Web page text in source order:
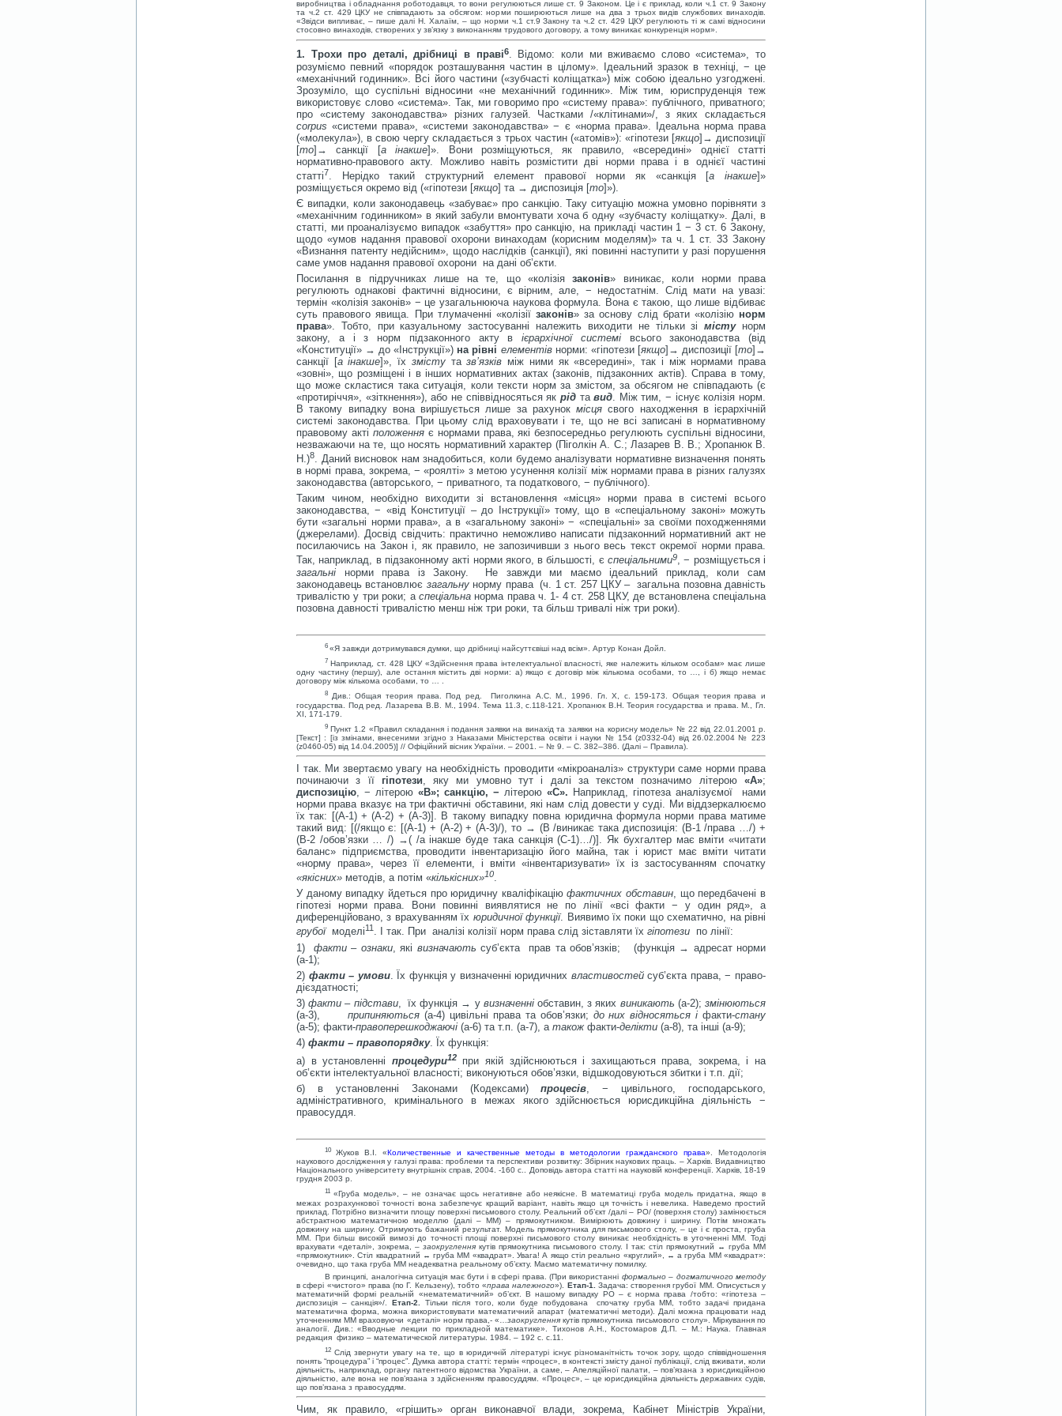
виробництва і обладнання роботодавця, то вони регулюються лише ст. 9 Законом. Це і є приклад, коли ч.1 ст. 9 Закону
та ч.2 ст. 429 ЦКУ не співпадають за обсягом: норми поширюються лише на два з трьох видів службових винаходів.
«Звідси випливає, – пише далі Н. Халаїм, – що норми ч.1 ст.9 Закону та ч.2 ст. 429 ЦКУ регулюють ті ж самі відносини
стосовно винаходів, створених у зв’язку з виконанням трудового договору, а тому виникає конкуренція норм».
1. Трохи про деталі, дрібниці в праві6. Відомо: коли ми вживаємо слово «система», то
розуміємо певний «порядок розташування частин в цілому». Ідеальний зразок в техніці, − це
«механічний годинник». Всі його частини («зубчасті коліщатка») між собою ідеально узгоджені.
Зрозуміло, що суспільні відносини «не механічний годинник». Між тим, юриспруденція теж
використовує слово «система». Так, ми говоримо про «систему права»: публічного, приватного;
про «систему законодавства» різних галузей. Частками /«клітинами»/, з яких складається
corpus «системи права», «системи законодавства» − є «норма права». Ідеальна норма права
(«молекула»), в свою чергу складається з трьох частин («атомів»): «гіпотези [якщо]→ диспозиції
[то]→ санкції [а інакше]». Вони розміщуються, як правило, «всередині» однієї статті
нормативно-правового акту. Можливо навіть розмістити дві норми права і в однієї частині
статті7 . Нерідко такий структурний елемент правової норми як «санкція [а інакше]»
розміщується окремо від («гіпотези [якщо] та → диспозиція [то]»).
Є випадки, коли законодавець «забуває» про санкцію. Таку ситуацію можна умовно порівняти з
«механічним годинником» в який забули вмонтувати хоча б одну «зубчасту коліщатку». Далі, в
статті, ми проаналізуємо випадок «забуття» про санкцію, на прикладі частин 1 − 3 ст. 6 Закону,
щодо «умов надання правової охорони винаходам (корисним моделям)» та ч. 1 ст. 33 Закону
«Визнання патенту недійсним», щодо наслідків (санкції), які повинні наступити у разі порушення
саме умов надання правової охорони на дані об’єкти.
Посилання в підручниках лише на те, що «колізіязаконів» виникає, коли норми права
регулюють однакові фактичні відносини, є вірним, але, − недостатнім. Слід мати на увазі:
термін «колізія законів» − це узагальнююча наукова формула. Вона є такою, що лише відбиває
суть правового явища. При тлумаченні «колізії законів» за основу слід брати «колізію норм
права». Тобто, при казуальному застосуванні належить виходити не тільки зімістунорм
закону, а і з норм підзаконного акту в ієрархічної системівсього законодавства (від
«Конституції» → до «Інструкції») на рівні елементів норми: «гіпотези [якщо]→ диспозиції [то]→
санкції [а інакше]», їх змістутазв’язків між ними як «всередині», так і між нормами права
«зовні», що розміщені і в інших нормативних актах (законів, підзаконних актів). Справа в тому,
що може скластися така ситуація, коли тексти норм за змістом, за обсягом не співпадають (є
«протиріччя», «зіткнення»), або не співвідносяться як рід тавид . Між тим, − існує колізія норм.
В такому випадку вона вирішується лише за рахунок місця свого находження в ієрархічній
системі законодавства. При цьому слід враховувати і те, що не всі записані в нормативному
правовому акті положенняє нормами права, які безпосередньо регулюють суспільні відносини,
незважаючи на те, що носять нормативний характер (Піголкін А. С.; Лазарев В. В.; Хропанюк В.
Н.)8. Даний висновок нам знадобиться, коли будемо аналізувати нормативне визначення понять
в нормі права, зокрема, − «роялті» з метою усунення колізії між нормами права в різних галузях
законодавства (авторського, − приватного, та податкового, − публічного).
Таким чином, необхідно виходити зі встановлення «місця» норми права в системі всього
законодавства, − «від Конституції – до Інструкції» тому, що в «спеціальному законі» можуть
бути «загальні норми права», а в «загальному законі» − «спеціальні» за своїми походженнями
(джерелами). Досвід свідчить: практично неможливо написати підзаконний нормативний акт не
посилаючись на Закон і, як правило, не запозичивши з нього весь текст окремої норми права.
Так, наприклад, в підзаконному акті норми якого, в більшості, єспеціальними9, − розміщується і
загальні норми права із Закону. Не завжди ми маємо ідеальний приклад, коли сам
законодавець встановлює загальну норму права (ч. 1 ст. 257 ЦКУ – загальна позовна давність
тривалістю у три роки; а спеціальна норма права ч. 1- 4 ст. 258 ЦКУ, де встановлена спеціальна
позовна давності тривалістю менш ніж три роки, та більш тривалі ніж три роки).
6 «Я завжди дотримувався думки, що дрібниці найсуттєвіші над всім». Артур Конан Дойл.
7 Наприклад, ст. 428 ЦКУ «Здійснення права інтелектуальної власності, яке належить кільком особам» має лише
одну частину (першу), але остання містить дві норми: а) якщо є договір між кількома особами, то …, і б) якщо немає
договору між кількома особами, то … .
8 Див.: Общая теория права. Под ред. Пиголкина А.С. М., 1996. Гл. X, c. 159-173. Общая теория права и
государства. Под ред. Лазарева В.В. М., 1994. Тема 11.3, с.118-121. Хропанюк В.Н. Теория государства и права. М., Гл.
XI, 171-179.
9 Пункт 1.2 «Правил складання і подання заявки на винахід та заявки на корисну модель» № 22 від 22.01.2001 р.
[Текст] : [із змінами, внесеними згідно з Наказами Міністерства освіти і науки № 154 (z0332-04) від 26.02.2004 № 223
(z0460-05) від 14.04.2005)] // Офіційний вісник України. – 2001. – № 9. – С. 382–386. (Далі – Правила).
І так. Ми звертаємо увагу на необхідність проводити «мікроаналіз» структури саме норми права
починаючи з її гіпотези , яку ми умовно тут і далі за текстом позначимо літерою«А»;
диспозицію , − літерою «В»; санкцію, − літерою «С». Наприклад, гіпотеза аналізуємої нами
норми права вказує на три фактичні обставини, які нам слід довести у суді. Ми віддзеркалюємо
їх так: [(А-1) + (А-2) + (А-3)]. В такому випадку повна юридична формула норми права матиме
такий вид: [(/якщо є: [(А-1) + (А-2) + (А-3)/), то → (В /виникає така диспозиція: (В-1 /права …/) +
(В-2 /обов’язки … /) →( /а інакше буде така санкція (С-1)…/)]. Як бухгалтер має вміти «читати
баланс» підприємства, проводити інвентаризацію його майна, так і юрист має вміти читати
«норму права», через її елементи, і вміти «інвентаризувати» їх із застосуванням спочатку
«якісних» методів, а потім «кількісних»10.
У даному випадку йдеться про юридичну кваліфікаціюфактичних обставин, що передбачені в
гіпотезі норми права. Вони повинні виявлятися не по лінії «всі факти − у один ряд», а
диференційовано, з врахуванням їх юридичної функції. Виявимо їх поки що схематично, на рівні
грубоїмоделі11 . І так. При аналізі колізії норм права слід зіставляти їх гіпотези по лінії:
1)
факти– ознаки, які визначаютьсуб’єкта прав та обов’язків; (функція → адресат норми
(а-1);
2) факти – умови. Їх функція у визначенні юридичних властивостейсуб’єкта права, − право-
дієздатності;
3)факти – підстави, їх функція → у визначенніобставин, з яких виникають (а-2);змінюються
(а-3),
припиняються(а-4) цивільні права та обов’язки; до них відносяться і факти-стану
(а-5); факти-правоперешкоджаючі (а-6) та т.п. (а-7), а також факти-делікти (а-8), та інші (а-9);
4) факти – правопорядку. Їх функція:
а) в установленні процедури12при якій здійснюються і захищаються права, зокрема, і на
об’єкти інтелектуальної власності; виконуються обов’язки, відшкодовуються збитки і т.п. дії;
б) в установленні Законами (Кодексами)процесів , − цивільного, господарського,
адміністративного, кримінального в межах якого здійснюється юрисдикційна діяльність −
правосуддя.
10 Жуков В.І. «Количественные и качественные методы в методологии гражданского права». Методологія
наукового дослідження у галузі права: проблеми та перспективи розвитку: Збірник наукових праць. – Харків. Видавництво
Національного університету внутрішніх справ, 2004. -160 с.. Доповідь автора статті на науковій конференції. Харків, 18-19
грудня 2003 р.
11 «Груба модель», – не означає щось негативне або неякісне. В математиці груба модель придатна, якщо в
межах розрахункової точності вона забезпечує кращий варіант, навіть якщо ця точність і невелика. Наведемо простий
приклад. Потрібно визначити площу поверхні письмового столу. Реальний об’єкт /далі – РО/ (поверхня столу) замінюється
абстрактною математичною моделлю (далі – ММ) – прямокутником. Вимірюють довжину і ширину. Потім множать
довжину на ширину. Отримують бажаний результат. Модель прямокутника для письмового столу, – це і є проста, груба
ММ. При більш високій вимозі до точності площі поверхні письмового столу виникає необхідність в уточненні ММ. Тоді
врахувати «деталі», зокрема, – заокруглення кутів прямокутника письмового столу. І так: стіл прямокутний ↔ груба ММ
«прямокутник». Стіл квадратний ↔ груба ММ «квадрат». Увага! А якщо стіл реально «круглий», ↔ а груба ММ «квадрат»:
очевидно, що така груба ММ неадекватна реальному об’єкту. Маємо математичну помилку.
В принципі, аналогічна ситуація має бути і в сфері права. (При використанні формально – догматичного методу
в сфері «чистого» права (по Г. Кельзену), тобто «права належного»). Етап-1.
Задача: створення грубої ММ. Описується у
математичній формі реальній «нематематичний» об’єкт. В нашому випадку РО – є норма права /тобто: «гіпотеза –
диспозиція – санкція»/. Етап-2.
Тільки після того, коли буде побудована спочатку груба ММ, тобто задачі придана
математична форма, можна використовувати математичний апарат (математичні методи). Далі можна працювати над
уточненням ММ враховуючи «деталі» норм права,- «… заокруглення кутів прямокутника письмового столу». Міркування по
аналогії. Див.: «Вводные лекции по прикладной математике». Тихонов А.Н., Костомаров Д.П. – М.: Наука. Главная
редакция физико – математической литературы. 1984. – 192 с. с.11.
12 Слід звернути увагу на те, що в юридичній літературі існує різноманітність точок зору, щодо співвідношення
понять “процедура” і “процес”. Думка автора статті: термін «процес», в контексті змісту даної публікації, слід вживати, коли
діяльність, наприклад, органу патентного відомства України, а саме, – Апеляційної палати, – пов’язана з юрисдикційною
діяльністю, але вона не пов’язана з здійсненням правосуддям. «Процес», – це юрисдикційна діяльність державних судів,
що пов’язана з правосуддям.
Чим, як правило, «грішить» орган виконавчої влади, зокрема, Кабінет Міністрів України,